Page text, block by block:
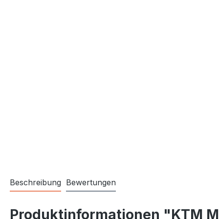
Beschreibung Bewertungen
Produktinformationen "KTM